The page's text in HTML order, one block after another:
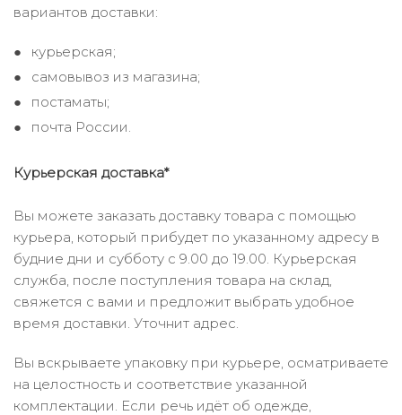
вариантов доставки:
курьерская;
самовывоз из магазина;
постаматы;
почта России.
Курьерская доставка*
Вы можете заказать доставку товара с помощью
курьера, который прибудет по указанному адресу в
будние дни и субботу с 9.00 до 19.00. Курьерская
служба, после поступления товара на склад,
свяжется с вами и предложит выбрать удобное
время доставки. Уточнит адрес.
Вы вскрываете упаковку при курьере, осматриваете
на целостность и соответствие указанной
комплектации. Если речь идёт об одежде,